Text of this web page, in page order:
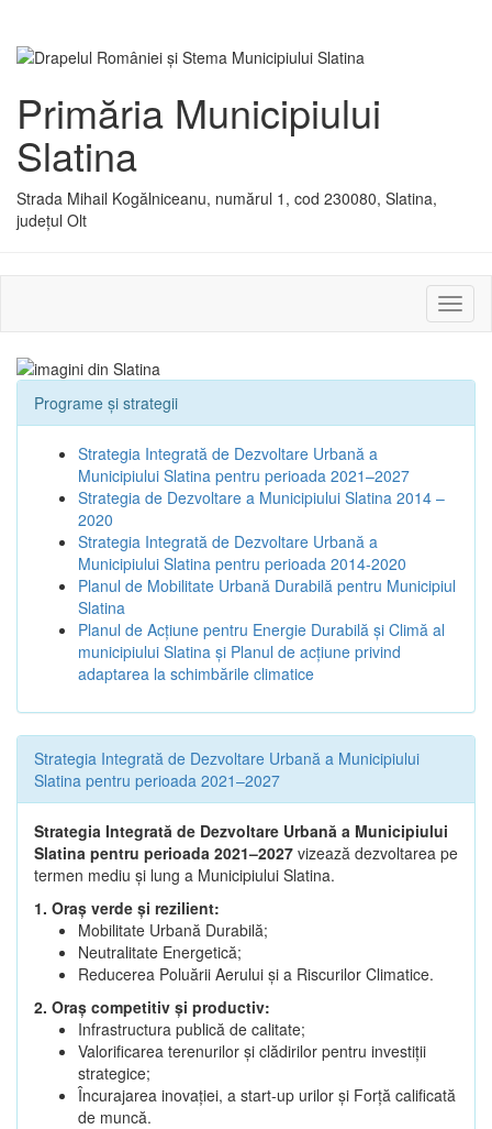
Primăria Municipiului
Slatina
Strada Mihail Kogălniceanu, numărul 1, cod 230080, Slatina,
județul Olt
sau
Programe și strategii
Strategia Integrată de Dezvoltare Urbană a
Municipiului Slatina pentru perioada 2021–2027
Strategia de Dezvoltare a Municipiului Slatina 2014 –
2020
Strategia Integrată de Dezvoltare Urbană a
Municipiului Slatina pentru perioada 2014-2020
Planul de Mobilitate Urbană Durabilă pentru Municipiul
Slatina
Planul de Acţiune pentru Energie Durabilă şi Climă al
municipiului Slatina şi Planul de acţiune privind
adaptarea la schimbările climatice
Strategia Integrată de Dezvoltare Urbană a Municipiului
Slatina pentru perioada 2021–2027
Strategia Integrată de Dezvoltare Urbană a Municipiului
Slatina pentru perioada 2021–2027 vizează dezvoltarea pe
termen mediu și lung a Municipiului Slatina.
1. Oraș verde și rezilient:
Mobilitate Urbană Durabilă;
Neutralitate Energetică;
Reducerea Poluării Aerului și a Riscurilor Climatice.
2. Oraș competitiv și productiv:
Infrastructura publică de calitate;
Valorificarea terenurilor și clădirilor pentru investiții
strategice;
Încurajarea inovației, a start-up urilor și Forță calificată
de muncă.